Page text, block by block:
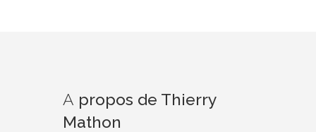
A propos de Thierry
Mathon